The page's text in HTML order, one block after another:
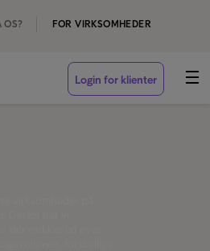
OS? FOR VIRKSOMHEDER
Login for klienter